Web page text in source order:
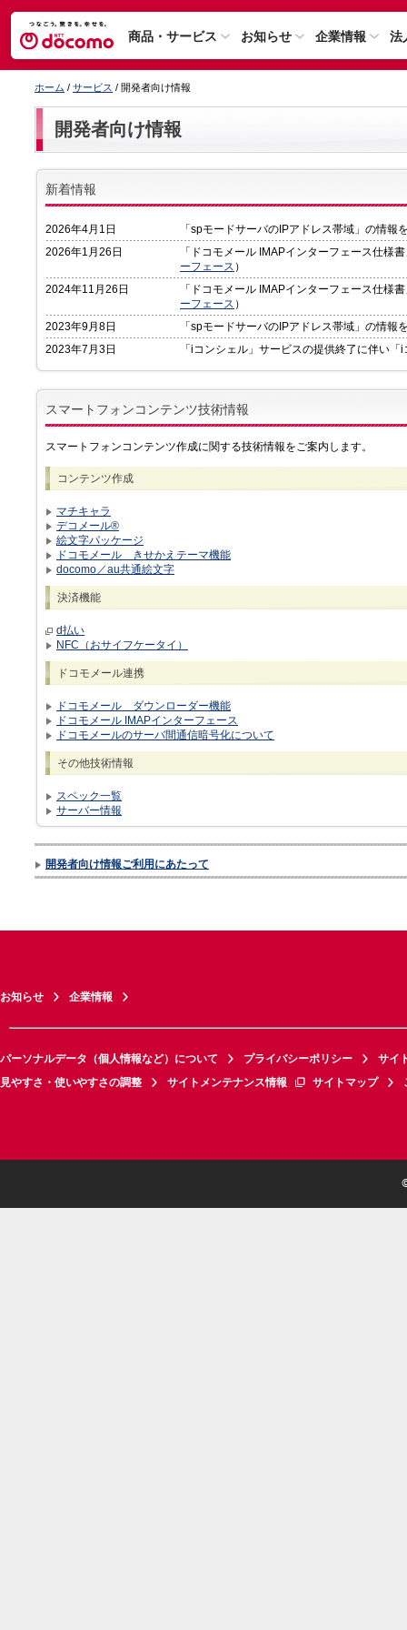
商品・サービス お知らせ 企業情報 法
ホーム / サービス / 開発者向け情報
開発者向け情報
新着情報
2026年4月1日
「spモードサーバのIPアドレス帯域」の情報
2026年1月26日
「ドコモメール IMAPインターフェース仕様
ーフェース ）
2024年11月26日
「ドコモメール IMAPインターフェース仕様
ーフェース ）
2023年9月8日
「spモードサーバのIPアドレス帯域」の情報
2023年7月3日
「iコンシェル」サービスの提供終了に伴い
スマートフォンコンテンツ技術情報
スマートフォンコンテンツ作成に関する技術情報をご案内します。
コンテンツ作成
マチキャラ
デコメール®
絵文字パッケージ
ドコモメール きせかえテーマ機能
docomo／au共通絵文字
決済機能
d払い
NFC（おサイフケータイ）
ドコモメール連携
ドコモメール ダウンローダー機能
ドコモメール IMAPインターフェース
ドコモメールのサーバ間通信暗号化について
その他技術情報
スペック一覧
サーバー情報
開発者向け情報ご利用にあたって
お知らせ 企業情報
パーソナルデータ（個人情報など）について プライバシーポリシー
サイ
見やすさ・使いやすさの調整
サイトメンテナンス情報 サイトマップ